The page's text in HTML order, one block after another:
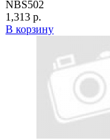
NBS502
1,313 р.
В корзину